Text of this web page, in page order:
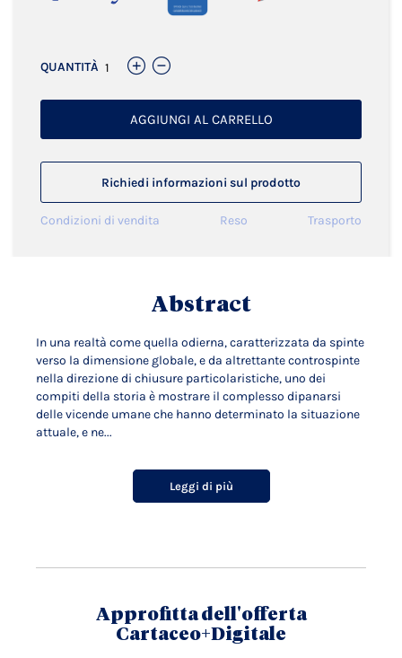
QUANTITÀ
AGGIUNGI AL CARRELLO
Richiedi informazioni sul prodotto
Condizioni di vendita Reso Trasporto
Abstract
In una realtà come quella odierna, caratterizzata da spinte
verso la dimensione globale, e da altrettante controspinte
nella direzione di chiusure particolaristiche, uno dei
compiti della storia è mostrare il complesso dipanarsi
delle vicende umane che hanno determinato la situazione
attuale, e ne...
Leggi di più
Approfitta dell'offerta
Cartaceo+Digitale